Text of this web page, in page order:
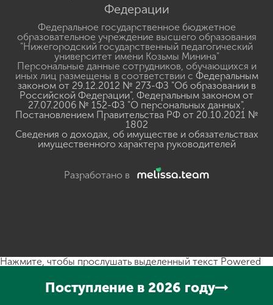
Федерации
Федеральное государственное бюджетное
образовательное учреждение высшего образования
"Нижегородский государственный педагогический
университет имени Козьмы Минина"
Персональные данные сотрудников, обучающихся и
иных лиц размещены в соответствии с Федеральным
законом от 29.12.2012 № 273-ФЗ "Об образовании в
Российской Федерации", Федеральным законом от
27.07.2006 № 152-ФЗ "О персональных данных",
Постановлением Правительства РФ от 20.10.2021 №
1802
Сведения о доходах, об имуществе и обязательствах
имущественного характера руководителей
Разработано в
Поступление в 2026 году
Нажмите, чтобы прослушать выделенный текст Powered